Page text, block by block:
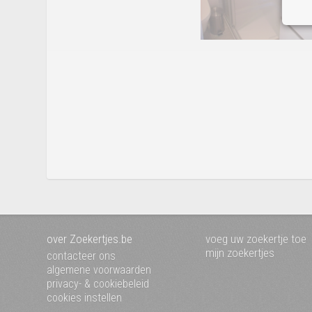
over Zoekertjes.be
contacteer ons
algemene voorwaarden
privacy- & cookiebeleid
cookies instellen
voeg uw zoekertje toe
mijn zoekertjes